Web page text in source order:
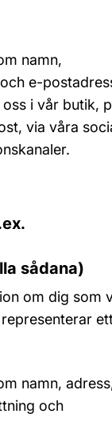
namn,
e-
i vår butik,
via våra
sådana)
om dig som
namn,
och